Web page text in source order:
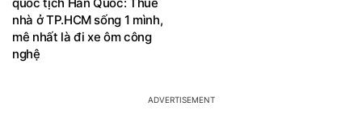
nhà ở TP.HCM sống 1 mình,
mê nhất là đi xe ôm công
nghệ